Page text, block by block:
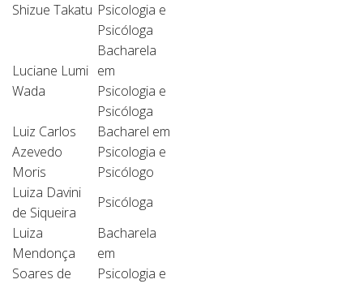
Shizue Takatu Psicologia e
Psicóloga
Luciane Lumi
Wada
Bacharela
em
Psicologia e
Psicóloga
Luiz Carlos
Azevedo
Moris
Bacharel em
Psicologia e
Psicólogo
Luiza Davini
de Siqueira
Psicóloga
Luiza
Mendonça
Soares de
Bacharela
em
Psicologia e